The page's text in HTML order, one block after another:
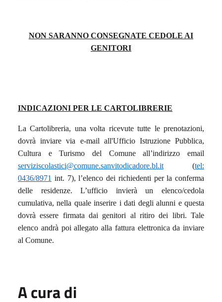
NON SARANNO CONSEGNATE CEDOLE AI
GENITORI
INDICAZIONI PER LE CARTOLIBRERIE
La Cartolibreria, una volta ricevute tutte le prenotazioni,
dovrà inviare via e-mail all'Ufficio Istruzione Pubblica,
Cultura e Turismo del Comune all’indirizzo email
serviziscolastici@comune.sanvitodicadore.bl.it (tel:
0436/8971 int. 7), l’elenco dei richiedenti per la conferma
delle residenze. L’ufficio invierà un elenco/cedola
cumulativa, nella quale inserire i dati degli alunni e questa
dovrà essere firmata dai genitori al ritiro dei libri. Tale
elenco andrà poi allegato alla fattura elettronica da inviare
al Comune.
A cura di